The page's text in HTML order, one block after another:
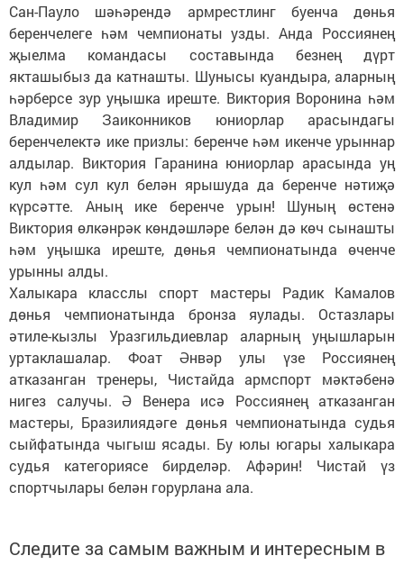
Сан-Пауло шәһәрендә армрестлинг буенча дөнья
беренчелеге һәм чемпионаты узды. Анда Россиянең
җыелма командасы составында безнең дүрт
якташыбыз да катнашты. Шунысы куандыра, аларның
һәрберсе зур уңышка иреште. Виктория Воронина һәм
Владимир Заиконников юниорлар арасындагы
беренчелектә ике призлы: беренче һәм икенче урыннар
алдылар. Виктория Гаранина юниорлар арасында уң
кул һәм сул кул белән ярышуда да беренче нәтиҗә
күрсәтте. Аның ике беренче урын! Шуның өстенә
Виктория өлкәнрәк көндәшләре белән дә көч сынашты
һәм уңышка иреште, дөнья чемпионатында өченче
урынны алды.
Халыкара класслы спорт мастеры Радик Камалов
дөнья чемпионатында бронза яулады. Остазлары
әтиле-кызлы Уразгильдиевлар аларның уңышларын
уртаклашалар. Фоат Әнвәр улы үзе Россиянең
атказанган тренеры, Чистайда армспорт мәктәбенә
нигез салучы. Ә Венера исә Россиянең атказанган
мастеры, Бразилиядәге дөнья чемпионатында судья
сыйфатында чыгыш ясады. Бу юлы югары халыкара
судья категориясе бирделәр. Афәрин! Чистай үз
спортчылары белән горурлана ала.
Следите за самым важным и интересным в